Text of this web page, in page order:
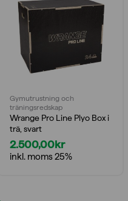
Gymutrustning och
träningsredskap
Wrange Pro Line Plyo Box i
trä, svart
2.500,00kr
inkl. moms 25%